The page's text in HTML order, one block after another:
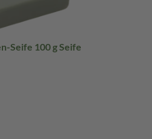
Seife 100 g Seife